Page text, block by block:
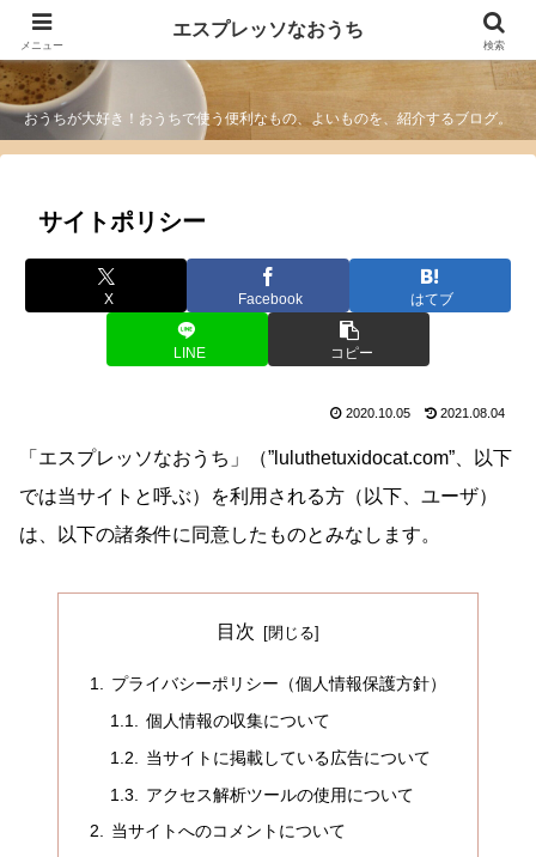
エスプレッソなおうち
おうちが大好き！おうちで使う便利なもの、よいものを、紹介するブログ。
サイトポリシー
X Facebook はてブ
LINE コピー
2020.10.05 2021.08.04
「エスプレッソなおうち」（”luluthetuxidocat.com”、以下
では当サイトと呼ぶ）を利用される方（以下、ユーザ）
は、以下の諸条件に同意したものとみなします。
目次
プライバシーポリシー（個人情報保護方針）
個人情報の収集について
当サイトに掲載している広告について
アクセス解析ツールの使用について
当サイトへのコメントについて
メニュー
エスプレッソなおうち
検索